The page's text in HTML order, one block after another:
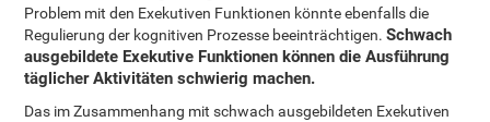
Problem mit den Exekutiven Funktionen könnte ebenfalls die
Regulierung der kognitiven Prozesse beeinträchtigen.Schwach
ausgebildete Exekutive Funktionen können die Ausführung
täglicher Aktivitäten schwierig machen.
Das im Zusammenhang mit schwach ausgebildeten Exekutiven